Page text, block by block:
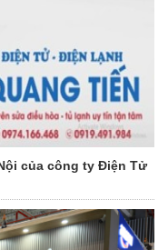
của công ty Điện Tử